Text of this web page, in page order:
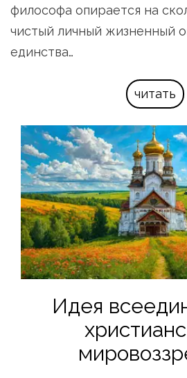
философа опирается на
чистый личный жизненный
единства…
читать
Идея